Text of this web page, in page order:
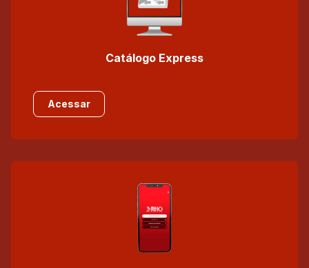
Catálogo Express
Acessar